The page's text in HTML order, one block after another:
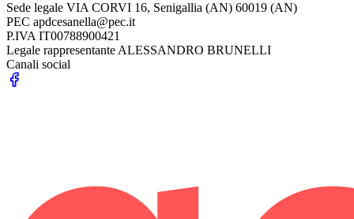
Sede legale VIA CORVI 16, Senigallia (AN) 60019 (AN)
PEC apdcesanella@pec.it
P.IVA IT00788900421
Legale rappresentanteALESSANDRO BRUNELLI
Canali social